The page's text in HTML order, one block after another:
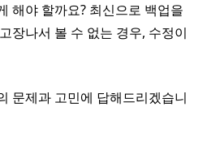
해야 할까요? 최신으로 백업을
장나서 볼 수 없는 경우, 수정이
문제과 고민에 답해드리겠습니